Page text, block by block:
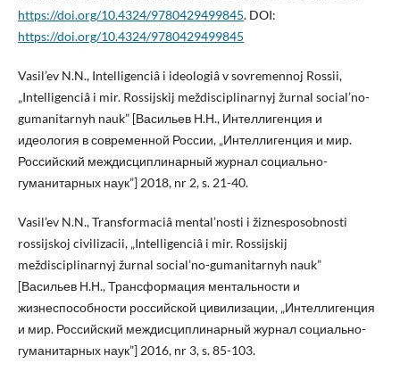
https://doi.org/10.4324/9780429499845. DOI:
https://doi.org/10.4324/9780429499845
Vasil’ev N.N., Intelligenciâ i ideologiâ v sovremennoj Rossii,
„Intelligenciâ i mir. Rossijskij meždisciplinarnyj žurnal social’no-
gumanitarnyh nauk” [Васильев Н.Н., Интеллигенция и
идеология в современной России, „Интеллигенция и мир.
Российский междисциплинарный журнал социально-
гуманитарных наук”] 2018, nr 2, s. 21-40.
Vasil’ev N.N., Transformaciâ mental’nosti i žiznesposobnosti
rossijskoj civilizacii, „Intelligenciâ i mir. Rossijskij
meždisciplinarnyj žurnal social’no-gumanitarnyh nauk”
[Васильев Н.Н., Трансформация ментальности и
жизнеспособности российской цивилизации, „Интеллигенция
и мир. Российский междисциплинарный журнал социально-
гуманитарных наук”] 2016, nr 3, s. 85-103.